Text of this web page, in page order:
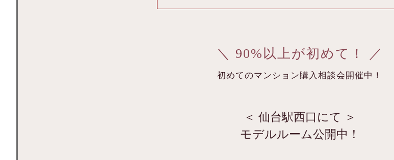
＼ 90%以上が初めて！ ／
初めてのマンション購入相談会開催中！
＜ 仙台駅西口にて ＞
モデルルーム公開中！